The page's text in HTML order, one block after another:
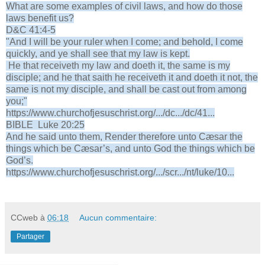
What are some examples of civil laws, and how do those
laws benefit us?
D&C 41:4-5
"And I will be your ruler when I come; and behold, I come
quickly, and ye shall see that my law is kept.
He that receiveth my law and doeth it, the same is my
disciple; and he that saith he receiveth it and doeth it not, the
same is not my disciple, and shall be cast out from among
you;"
https://www.churchofjesuschrist.org/.../dc.../dc/41...
BIBLE Luke 20:25
And he said unto them, Render therefore unto Cæsar the
things which be Cæsar’s, and unto God the things which be
God’s.
https://www.churchofjesuschrist.org/.../scr.../nt/luke/10...
CCweb à 06:18 Aucun commentaire:
Partager